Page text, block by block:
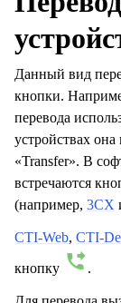
Данный вид
кнопки.
перевода
устройствах
«Transfer». В
встречаются
(например, 3CX
CTI-Web, CTI-
кнопку
.